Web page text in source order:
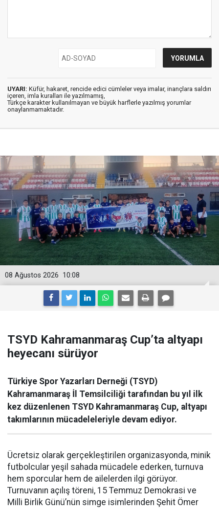
UYARI: Küfür, hakaret, rencide edici cümleler veya imalar, inançlara saldırı
içeren, imla kuralları ile yazılmamış,
Türkçe karakter kullanılmayan ve büyük harflerle yazılmış yorumlar
onaylanmamaktadır.
10:08
08 Ağustos 2026
TSYD Kahramanmaraş Cup’ta altyapı
heyecanı sürüyor
Türkiye Spor Yazarları Derneği (TSYD)
Kahramanmaraş İl Temsilciliği tarafından bu yıl ilk
kez düzenlenen TSYD Kahramanmaraş Cup, altyapı
takımlarının mücadeleleriyle devam ediyor.
Ücretsiz olarak gerçekleştirilen organizasyonda, minik
futbolcular yeşil sahada mücadele ederken, turnuva
hem sporcular hem de ailelerden ilgi görüyor.
Turnuvanın açılış töreni, 15 Temmuz Demokrasi ve
Milli Birlik Günü’nün simge isimlerinden Şehit Ömer